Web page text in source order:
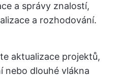
a správy znalostí,
a rozhodování.
aktualizace projektů,
nebo dlouhé vlákna